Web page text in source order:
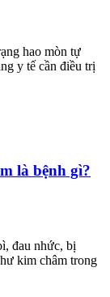
hao mòn tự
y tế cần điều trị
là bệnh gì?
đau nhức, bị
kim châm trong